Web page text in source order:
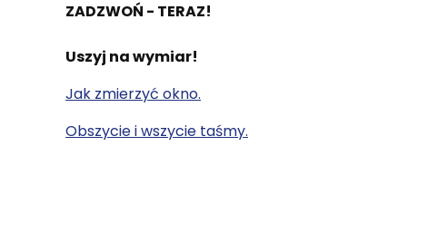
ZADZWOŃ - TERAZ!
Uszyj na wymiar!
Jak zmierzyć okno.
Obszycie i wszycie taśmy.